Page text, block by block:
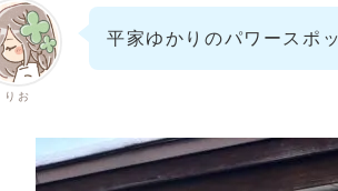
りお
平家ゆかりのパワースポ